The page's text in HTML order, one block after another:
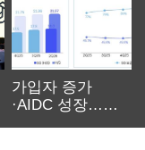
가입자 증가
·AIDC 성장…